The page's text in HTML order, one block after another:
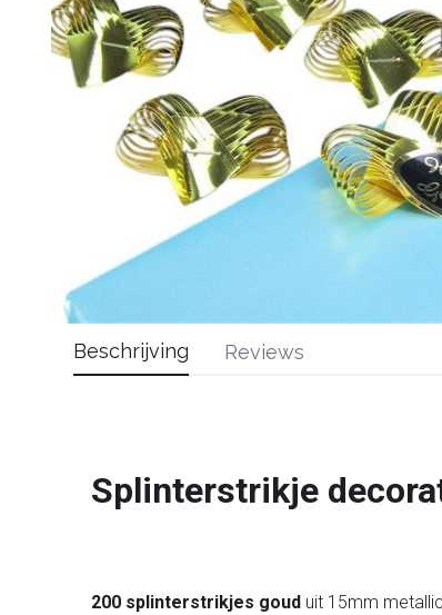
Beschrijving
Splinterstrikje
200 splinterstrikjes goud uit 15mm
Reviews